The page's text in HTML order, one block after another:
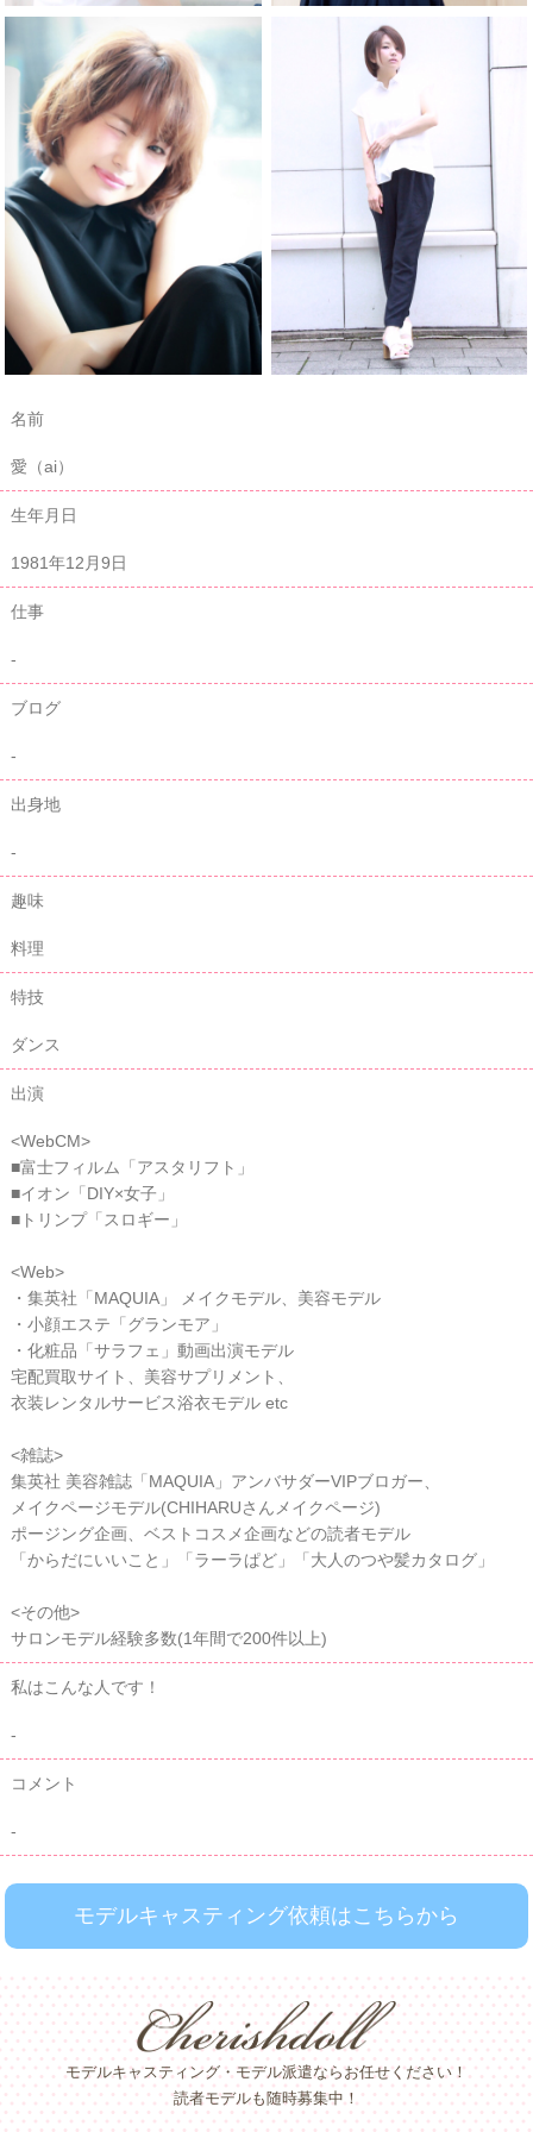
名前
愛（ai）
生年月日
1981年12月9日
仕事
-
ブログ
-
出身地
-
趣味
料理
特技
ダンス
出演
<WebCM>
■富士フィルム「アスタリフト」
■イオン「DIY×女子」
■トリンプ「スロギー」
<Web>
・集英社「MAQUIA」 メイクモデル、美容モデル
・小顔エステ「グランモア」
・化粧品「サラフェ」動画出演モデル
宅配買取サイト、美容サプリメント、
衣装レンタルサービス浴衣モデル etc
<雑誌>
集英社 美容雑誌「MAQUIA」アンバサダーVIPブロガー、
メイクページモデル(CHIHARUさんメイクページ)
ポージング企画、ベストコスメ企画などの読者モデル
「からだにいいこと」「ラーラぱど」「大人のつや髪カタログ」
<その他>
サロンモデル経験多数(1年間で200件以上)
私はこんな人です！
-
コメント
-
モデルキャスティング依頼はこちらから
モデルキャスティング・モデル派遣ならお任せください！
読者モデルも随時募集中！